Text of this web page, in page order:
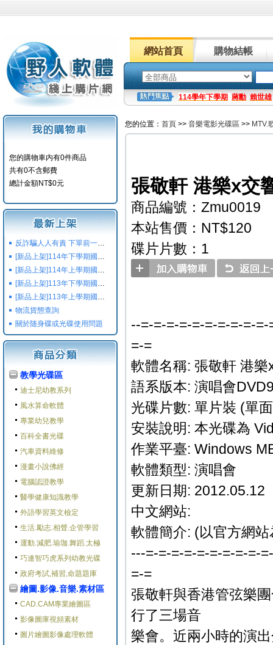
網站首頁 購物結帳
114學年下學期 蔣勳 賴世雄
您的購物車内有0件商品
共有0不含郵費
總計金額NT$0元
反詐騙人人有責 下單前一定要注意
[新品上架]114年下學期國小國中高中命題光碟,校用卷,習作
[新品上架]114年上學期國小國中高中命題光碟,校用卷,習作
[新品上架]113年下學期國小國中高中命題光碟,校用卷,習作
[新品上架]113年上學期國小國中高中命題光碟,校用卷,習作
物流貨態查詢
關於随身碟或光碟使用問題
教學光碟區
迪士尼幼教系列
風水算命軟體
專業幼兒教學
百科全書光碟
汽車資料維修
漫畫小說佛經
電腦認證教學
醫學健康知識教學
外語學習英文檢定
生活.勵志.相聲.企管學習
運動.減肥.瑜珈.舞蹈.太極
巧連智巧虎系列幼教光碟
政府考試,補習,命題題庫
繪圖.影像.音樂.素材區
CAD.CAM專業繪圖區
影像圖庫視頻素材
圖片繪圖影像處理軟體
您的位置： 首頁 >> 音樂電影光碟區 >> MTV.
張敬軒 港樂x交
商品編號：Zmu0019
本站售價：NT$120
碟片片數：1
--=-=-=-=-=-=-=-=-=-
=-=
軟體名稱: 張敬軒 港
語系版本: 演唱會
光碟片數: 單片裝 (單
安裝說明: 本光碟為
作業平臺: Windows
軟體類型: 演唱會
更新日期: 2012.05.12
中文網站:
軟體簡介: (以官方網站
---=-=-=-=-=-=-=-=-=-
=-=
張敬軒與香港管弦樂
行了三場音
樂會。近兩小時的演